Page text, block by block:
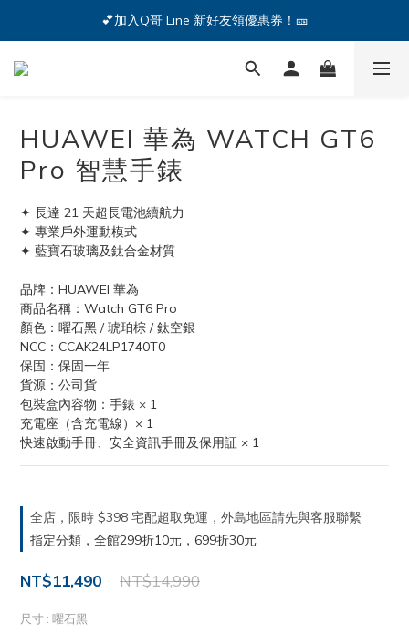
🔥iPhone 17 全系列熱銷中🔥點我購買 — !
💕加入Q哥 Line 新好友領優惠券！🎫
🔥iPhone 17 全系列熱銷中🔥點我購買 — !
HUAWEI 華為 WATCH GT6
Pro 智慧手錶
✦ 長達 21 天超長電池續航力
✦ 專業戶外運動模式
✦ 藍寶石玻璃及鈦合金材質
品牌：HUAWEI 華為
商品名稱：Watch GT6 Pro
顏色：曜石黑 / 琥珀棕 / 鈦空銀
NCC：CCAK24LP1740T0
保固：保固一年
貨源：公司貨
包裝盒內容物：手錶 × 1
充電座（含充電線）× 1
快速啟動手冊、安全資訊手冊及保用証 × 1
全店，限時 $398 宅配超取免運，外島地區請先與客服聯繫
指定分類，全館299折10元，699折30元
NT$14,990
NT$11,490
尺寸 : 曜石黑